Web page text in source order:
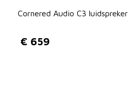
Cornered Audio C3 luidspreker
€ 659